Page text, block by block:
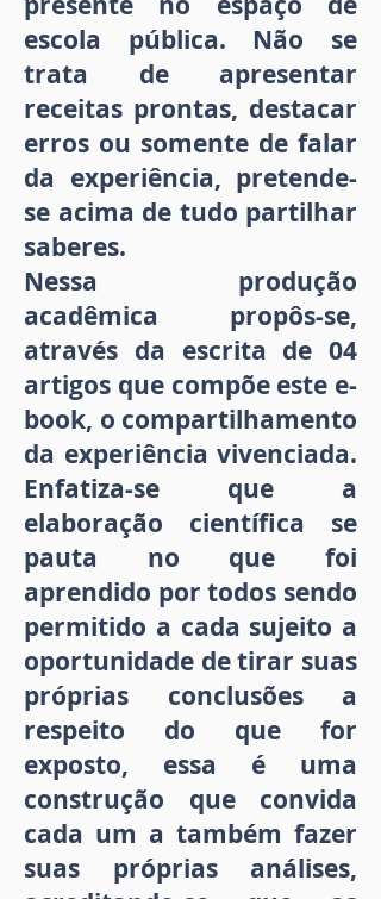
escola pública. Não se
trata de apresentar
receitas prontas, destacar
erros ou somente de falar
da experiência, pretende-
se acima de tudo partilhar
saberes.
Nessa produção
acadêmica propôs-se,
através da escrita de 04
artigos que compõe este e-
book, o compartilhamento
da experiência vivenciada.
Enfatiza-se que a
elaboração científica se
pauta no que foi
aprendido por todos sendo
permitido a cada sujeito a
oportunidade de tirar suas
próprias conclusões a
respeito do que for
exposto, essa é uma
construção que convida
cada um a também fazer
suas próprias análises,